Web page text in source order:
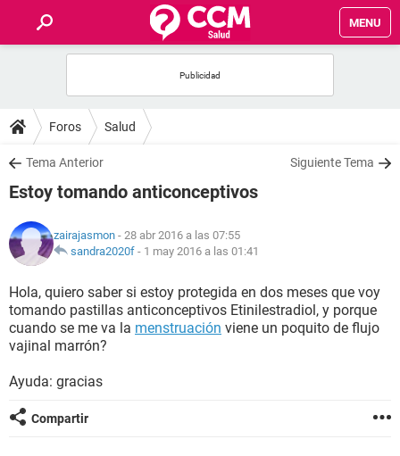
MENU
FOROS
SALUD
FAMILIA
NUTRICIÓN
BIENESTAR
SEXUALIDAD
GLOSARIO
Foros Salud
Tema Anterior Siguiente Tema
Estoy tomando anticonceptivos
zairajasmon - 28 abr 2016 a las 07:55
sandra2020f - 1 may 2016 a las 01:41
Hola, quiero saber si estoy protegida en dos meses que voy
tomando pastillas anticonceptivos Etinilestradiol, y porque
cuando se me va la menstruación viene un poquito de flujo
vajinal marrón?
Ayuda: gracias
Compartir